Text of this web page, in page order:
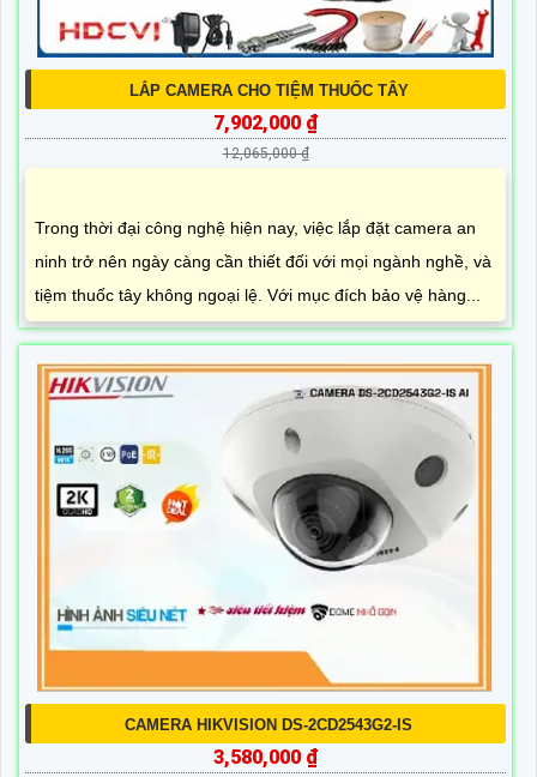
LẮP CAMERA CHO TIỆM THUỐC TÂY
7,902,000 ₫
12,065,000 ₫
Trong thời đại công nghệ hiện nay, việc lắp đặt camera an
ninh trở nên ngày càng cần thiết đối với mọi ngành nghề, và
tiệm thuốc tây không ngoại lệ. Với mục đích bảo vệ hàng...
CAMERA HIKVISION DS-2CD2543G2-IS
3,580,000 ₫